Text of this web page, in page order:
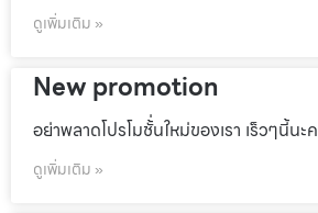
ดูเพิ่มเติม »
New promotion
อย่าพลาดโปรโมชั้่นใหม่ของเรา เร็วๆนี้นะค
ดูเพิ่มเติม »